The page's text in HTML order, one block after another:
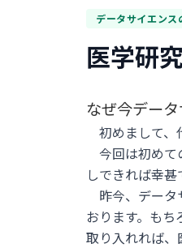
データサイエンス
医学研
なぜ今デー
初めまして、
今回は初めて
しできれば幸甚
昨今、データ
おります。も
取り入れれば